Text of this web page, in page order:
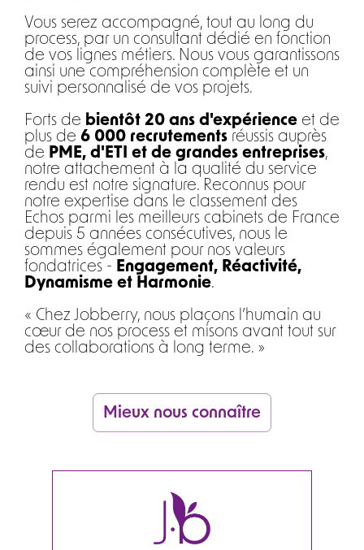
Vous serez accompagné, tout au long du
process, par un consultant dédié en fonction
de vos lignes métiers. Nous vous garantissons
ainsi une compréhension complète et un
suivi personnalisé de vos projets.
Forts de bientôt 20 ans d'expérience et de
plus de 6 000 recrutements réussis auprès
de PME, d'ETI et de grandes entreprises,
notre attachement à la qualité du service
rendu est notre signature. Reconnus pour
notre expertise dans le classement des
Echos parmi les meilleurs cabinets de France
depuis 5 années consécutives, nous le
sommes également pour nos valeurs
fondatrices - Engagement, Réactivité,
Dynamisme et Harmonie.
« Chez Jobberry, nous plaçons l’humain au
cœur de nos process et misons avant tout sur
des collaborations à long terme. »
Mieux nous connaître